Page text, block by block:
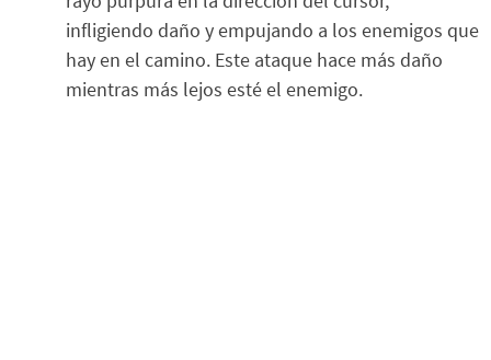
infligiendo daño y empujando a los enemigos que
hay en el camino. Este ataque hace más daño
mientras más lejos esté el enemigo.